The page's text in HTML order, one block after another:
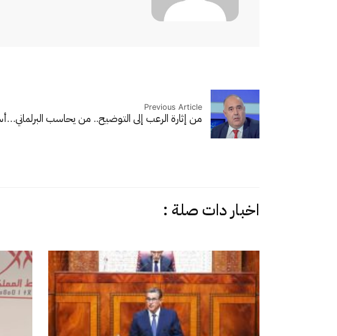
Previous Article
من إثارة الرعب إلى التوضيح.. من يحاسب البرلماني…
اخبار دات صلة :